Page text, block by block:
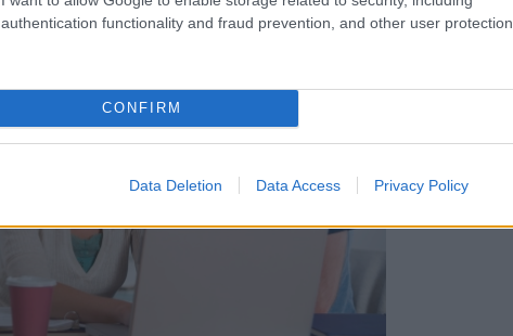
authentication functionality and fraud prevention, and other user protection.
CONFIRM
Data Deletion Data Access Privacy Policy